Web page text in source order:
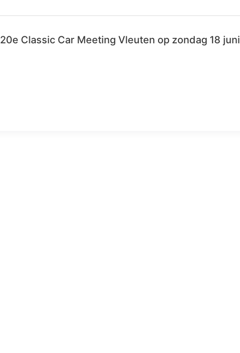
20e Classic Car Meeting Vleuten op zondag 18 juni